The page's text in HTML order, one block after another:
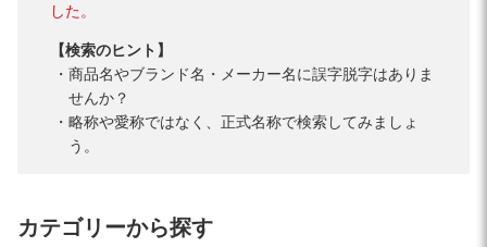
した。
【検索のヒント】
商品名やブランド名・メーカー名に誤字脱字はありま
せんか？
略称や愛称ではなく、正式名称で検索してみましょ
う。
カテゴリーから探す